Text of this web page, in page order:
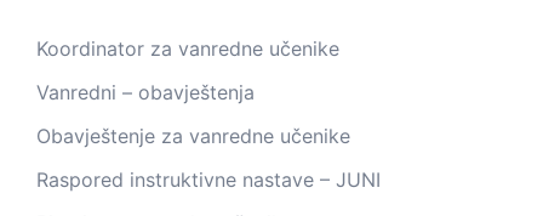
Koordinator za vanredne učenike
Vanredni – obavještenja
Obavještenje za vanredne učenike
Raspored instruktivne nastave – JUNI